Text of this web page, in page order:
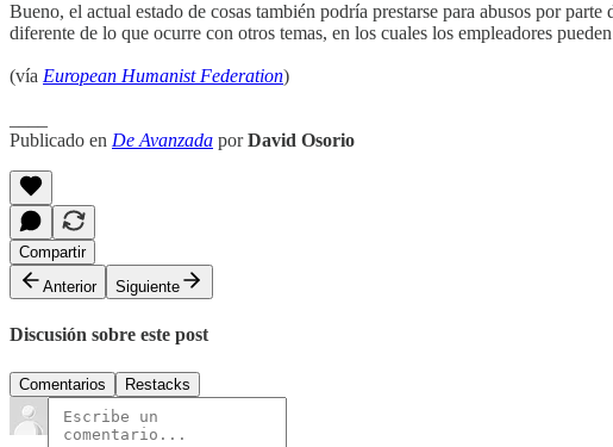
Bueno, el actual estado de cosas también podría prestarse para abusos por
diferente de lo que ocurre con otros temas, en los cuales los empleadores
(vía European Humanist Federation)
Publicado en De Avanzada porDavid Osorio
Compartir
Anterior
Siguiente
Discusión sobre este post
Comentarios Restacks